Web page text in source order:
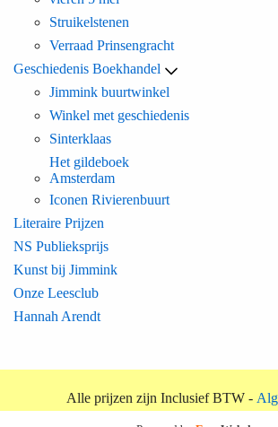
Struikelstenen
Verraad Prinsengracht
Geschiedenis Boekhandel
Jimmink buurtwinkel
Winkel met geschiedenis
Sinterklaas
Het gildeboek
Amsterdam
Iconen Rivierenbuurt
Literaire Prijzen
NS Publieksprijs
Kunst bij Jimmink
Onze Leesclub
Hannah Arendt
Alle prijzen zijn Inclusief BTW -